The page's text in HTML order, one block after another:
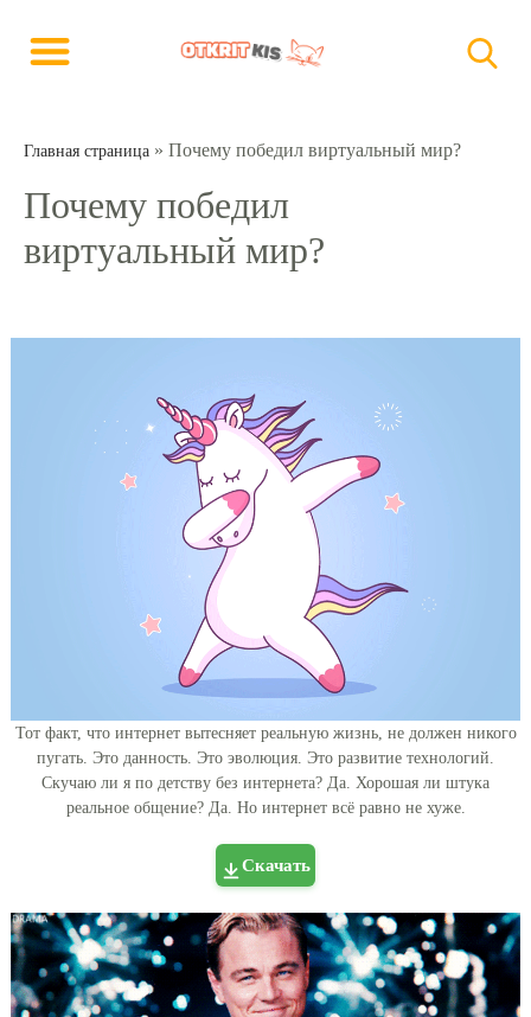
Главная страница » Почему победил виртуальный мир?
Почему победил
виртуальный мир?
Тот факт, что интернет вытесняет реальную жизнь, не должен никого
пугать. Это данность. Это эволюция. Это развитие технологий.
Скучаю ли я по детству без интернета? Да. Хорошая ли штука
реальное общение? Да. Но интернет всё равно не хуже.
Скачать